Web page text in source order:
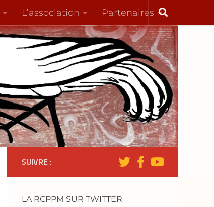
L’association Partenaires
SUIVRE :
LA RCPPM SUR TWITTER